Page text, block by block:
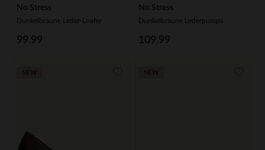
No Stress
Dunkelbraune Leder-Loafer
99.99
No Stress
Dunkelbraune Lederpumps
109.99